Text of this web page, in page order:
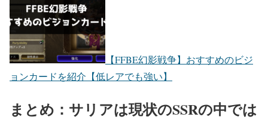
【FFBE幻影戦争】おすすめのビジ
ョンカードを紹介【低レアでも強い】
まとめ：サリアは現状のSSRの中では